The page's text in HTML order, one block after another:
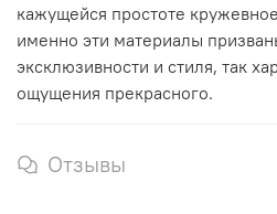
кажущейся простоте
именно эти материалы
эксклюзивности и стиля, так
ощущения прекрасного.
Отзывы